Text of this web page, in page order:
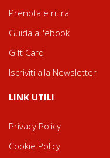
Prenota e ritira
Guida all'ebook
Gift Card
Iscriviti alla Newsletter
LINK UTILI
Privacy Policy
Cookie Policy